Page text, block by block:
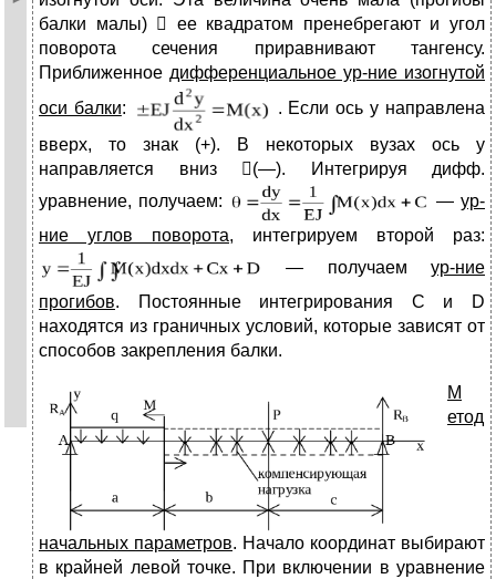
балки малы)  ее квадратом пренебрегают и угол
поворота сечения приравнивают тангенсу.
Приближенное дифференциальное ур-ние изогнутой
оси балки:
. Если ось y направлена
вверх, то знак (+). В некоторых вузах ось y
направляется вниз (—). Интегрируя дифф.
уравнение, получаем:
— ур-
ние углов поворота, интегрируем второй раз:
— получаем ур-ние
прогибов. Постоянные интегрирования С и D
находятся из граничных условий, которые зависят от
способов закрепления балки.
М
етод
начальных параметров. Начало координат выбирают
в крайней левой точке. При включении в уравнение